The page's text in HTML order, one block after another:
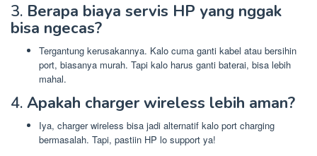
3. Berapa biaya servis HP yang nggak
bisa ngecas?
Tergantung kerusakannya. Kalo cuma ganti kabel atau bersihin
port, biasanya murah. Tapi kalo harus ganti baterai, bisa lebih
mahal.
4. Apakah charger wireless lebih aman?
Iya, charger wireless bisa jadi alternatif kalo port charging
bermasalah. Tapi, pastiin HP lo support ya!